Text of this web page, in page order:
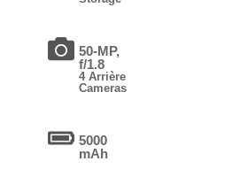
50-MP,
f/1.8
4 Arrière
Cameras
5000
mAh